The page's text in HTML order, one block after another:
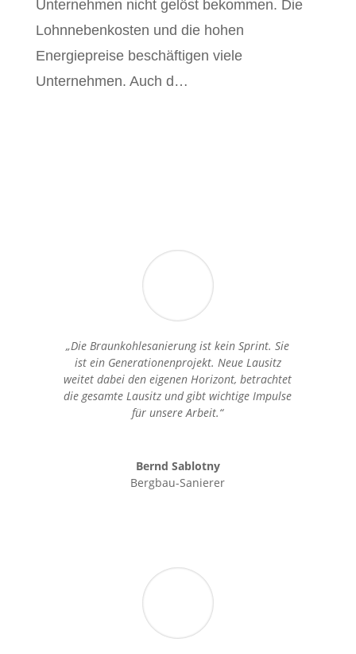
Unternehmen nicht gelöst bekommen. Die
Lohnnebenkosten und die hohen
Energiepreise beschäftigen viele
Unternehmen. Auch d…
„Die Braunkohlesanierung ist kein Sprint. Sie
ist ein Generationenprojekt. Neue Lausitz
weitet dabei den eigenen Horizont, betrachtet
die gesamte Lausitz und gibt wichtige Impulse
für unsere Arbeit.“
Bernd Sablotny
Bergbau-Sanierer